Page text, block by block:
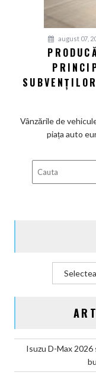
august 07,
Vânzările de
piața auto
Isuzu D-Max 2026